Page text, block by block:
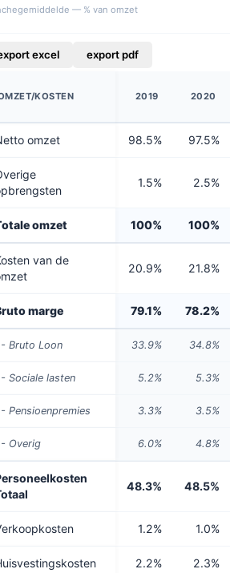
— % van omzet
excel export pdf
KOSTEN 2019 2020
omzet 98.5% 97.5%
1.5% 2.5%
omzet 100% 100%
van de
20.9% 21.8%
marge 79.1% 78.2%
- Bruto Loon 33.9% 34.8%
- Sociale lasten 5.2% 5.3%
- Pensioenpremies 3.3% 3.5%
- Overig 6.0% 4.8%
48.3% 48.5%
1.2% 1.0%
2.2% 2.3%